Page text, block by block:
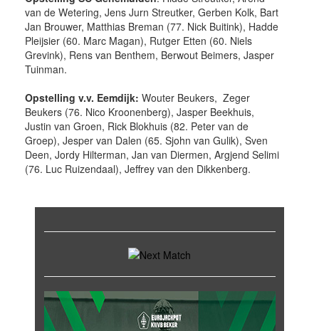
van de Wetering, Jens Jurn Streutker, Gerben Kolk, Bart
Jan Brouwer, Matthias Breman (77. Nick Buitink), Hadde
Pleijsier (60. Marc Magan), Rutger Etten (60. Niels
Grevink), Rens van Benthem, Berwout Beimers, Jasper
Tuinman.
Opstelling v.v. Eemdijk: Wouter Beukers, Zeger
Beukers (76. Nico Kroonenberg), Jasper Beekhuis,
Justin van Groen, Rick Blokhuis (82. Peter van de
Groep), Jesper van Dalen (65. Sjohn van Gulik), Sven
Deen, Jordy Hilterman, Jan van Diermen, Argjend Selimi
(76. Luc Ruizendaal), Jeffrey van den Dikkenberg.